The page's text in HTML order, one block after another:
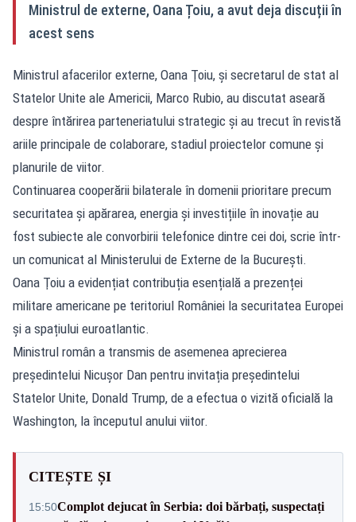
Ministrul de externe, Oana Țoiu, a avut deja discuții în
acest sens
Ministrul afacerilor externe, Oana Ţoiu, și secretarul de stat al
Statelor Unite ale Americii, Marco Rubio, au discutat aseară
despre întărirea parteneriatului strategic și au trecut în revistă
ariile principale de colaborare, stadiul proiectelor comune și
planurile de viitor.
Continuarea cooperării bilaterale în domenii prioritare precum
securitatea și apărarea, energia și investițiile în inovație au
fost subiecte ale convorbirii telefonice dintre cei doi, scrie într-
un comunicat al Ministerului de Externe de la București.
Oana Ţoiu a evidențiat contribuția esențială a prezenței
militare americane pe teritoriul României la securitatea Europei
și a spațiului euroatlantic.
Ministrul român a transmis de asemenea aprecierea
președintelui Nicușor Dan pentru invitația președintelui
Statelor Unite, Donald Trump, de a efectua o vizită oficială la
Washington, la începutul anului viitor.
CITEȘTE ȘI
15:50Complot dejucat în Serbia: doi bărbați, suspectați